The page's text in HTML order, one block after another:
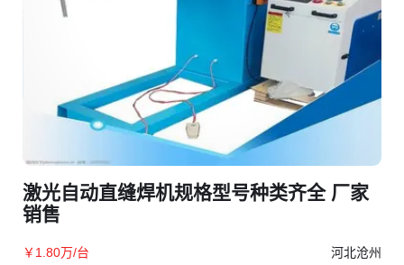
激光自动直缝焊机规格型号种类齐全 厂家
销售
￥ 1.80万/台
河北沧州